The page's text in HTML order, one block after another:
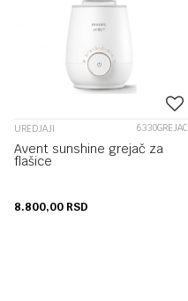
UREDJAJI 6330GREJAC
Avent sunshine grejač za
flašice
8.800,00 RSD